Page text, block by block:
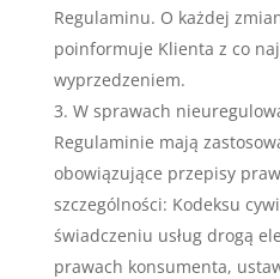
Regulaminu. O każdej
poinformuje Klienta z co
wyprzedzeniem.
W sprawach
Regulaminie mają
obowiązujące przepisy
szczególności: Kodeksu
świadczeniu usług drogą
prawach konsumenta,